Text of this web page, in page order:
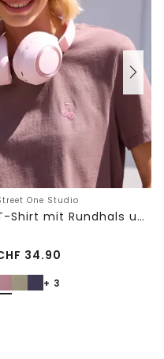
One Studio
T-Shirt mit Rundhals und Embroidery-Detail
34.90
+ 3